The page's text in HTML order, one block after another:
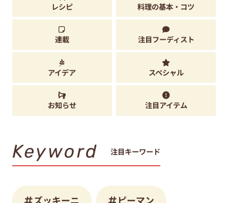
レシピ 料理の基本・コツ
連載 注目フーディスト
アイデア スペシャル
お知らせ 注目アイテム
Keyword 注目キーワード
ズッキーニ ピーマン